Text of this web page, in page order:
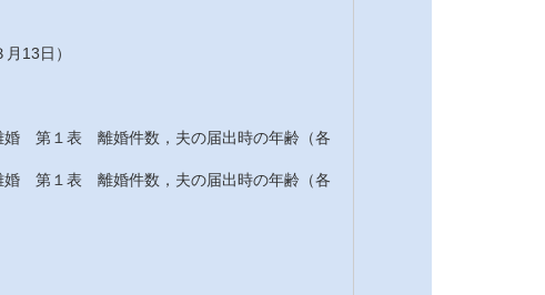
13日）
第１表 離婚件数，夫の届出時の年齢（各
第１表 離婚件数，夫の届出時の年齢（各